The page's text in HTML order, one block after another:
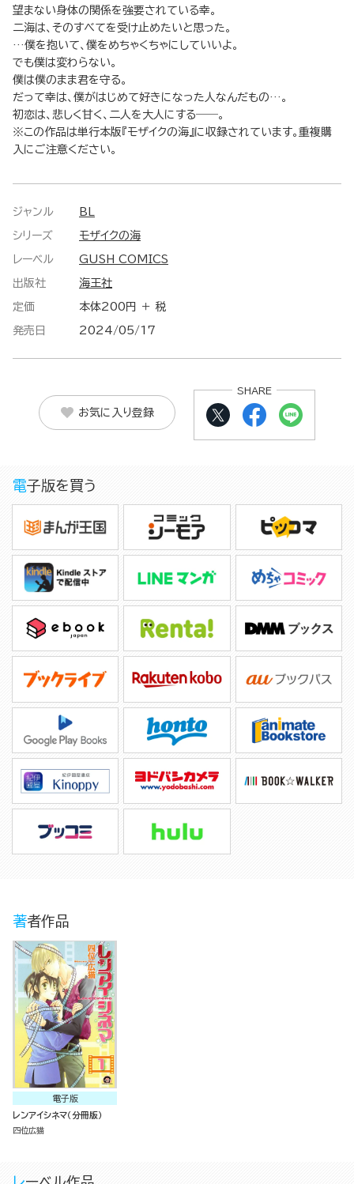
望まない身体の関係を強要されている幸。
二海は、そのすべてを受け止めたいと思った。
…僕を抱いて、僕をめちゃくちゃにしていいよ。
でも僕は変わらない。
僕は僕のまま君を守る。
だって幸は、僕がはじめて好きになった人なんだもの…。
初恋は、悲しく甘く、二人を大人にする――。
※この作品は単行本版『モザイクの海』に収録されています。重複購
入にご注意ください。
ジャンル BL
シリーズ モザイクの海
レーベル GUSH COMICS
出版社 海王社
定価 本体200円 ＋ 税
発売日 2024/05/17
お気に入り登録
SHARE
電子版を買う
著者作品
電子版
レンアイシネマ（分冊版）
四位広猫